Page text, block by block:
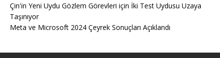
Çin'in Yeni Uydu Gözlem Görevleri için İki Test Uydusu Uzaya
Taşınıyor
Meta ve Microsoft 2024 Çeyrek Sonuçları Açıklandı